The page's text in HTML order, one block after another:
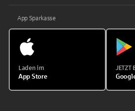
App Sparkasse
Laden im
App Store
JETZT